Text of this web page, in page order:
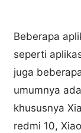
Beberapa
seperti
juga
umumnya
khususnya
redmi 10,